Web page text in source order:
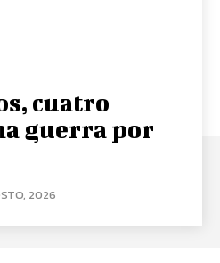
cuatro
guerra por
2026